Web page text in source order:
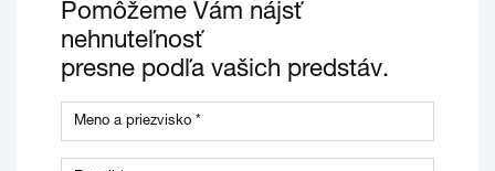
Pomôžeme Vám nájsť
nehnuteľnosť
presne podľa vašich predstáv.